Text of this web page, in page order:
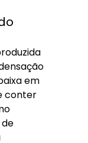
em
conter